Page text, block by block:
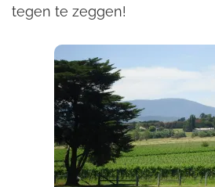
tegen te zeggen!